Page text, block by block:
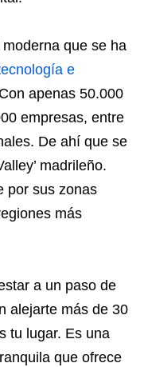
que se ha
e
apenas 50.000
empresas, entre
De ahí que se
madrileño.
por sus zonas
más
a un paso de
alejarte más de 30
tu lugar. Es una
que ofrece